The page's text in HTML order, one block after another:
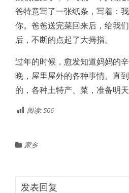
爸特意写了一张纸条，写着：
你。爸爸送完菜回来后，给我
后，不断的点起了大拇指。
过年的时候，愈发知道妈妈的
晚，屋里屋外的各种事情。直
的，各种土特产、菜，准备明天
阅读:506
家乡
发表回复